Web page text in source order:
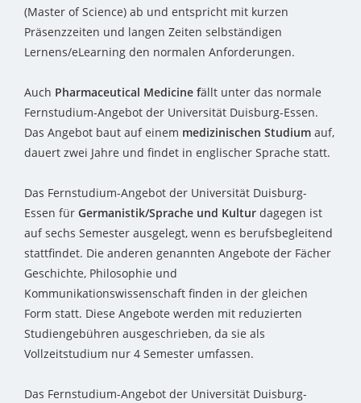
(Master of Science) ab und entspricht mit kurzen
Präsenzzeiten und langen Zeiten selbständigen
Lernens/eLearning den normalen Anforderungen.
Auch Pharmaceutical Medicine fällt unter das normale
Fernstudium-Angebot der Universität Duisburg-Essen.
Das Angebot baut auf einem medizinischen Studium auf,
dauert zwei Jahre und findet in englischer Sprache statt.
Das Fernstudium-Angebot der Universität Duisburg-
Essen für Germanistik/Sprache und Kultur dagegen ist
auf sechs Semester ausgelegt, wenn es berufsbegleitend
stattfindet. Die anderen genannten Angebote der Fächer
Geschichte, Philosophie und
Kommunikationswissenschaft finden in der gleichen
Form statt. Diese Angebote werden mit reduzierten
Studiengebühren ausgeschrieben, da sie als
Vollzeitstudium nur 4 Semester umfassen.
Das Fernstudium-Angebot der Universität Duisburg-